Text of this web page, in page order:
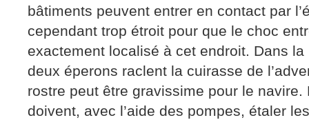
bâtiments peuvent entrer en contact par
cependant trop étroit pour que le choc
exactement localisé à cet endroit. Dans
deux éperons raclent la cuirasse de
rostre peut être gravissime pour le
doivent, avec l’aide des pompes, étaler